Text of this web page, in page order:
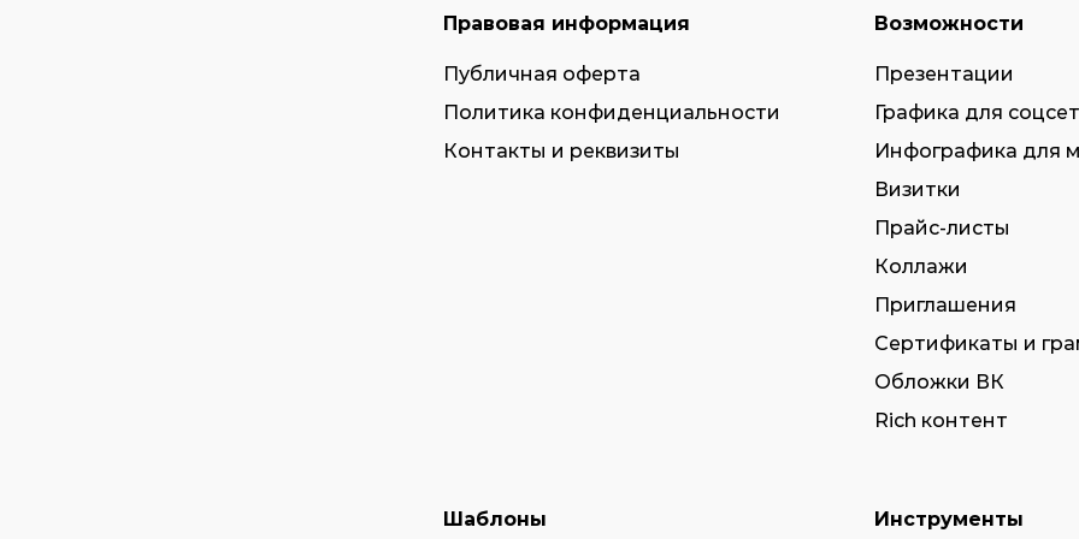
Правовая информация
Публичная оферта
Политика конфиденциальности
Контакты и реквизиты
Возможности
Презентации
Графика для
Инфографика для
Визитки
Прайс-листы
Коллажи
Приглашения
Сертификаты и
Обложки ВК
Rich контент
Шаблоны Инструменты